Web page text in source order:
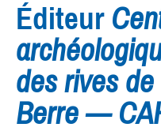
Recherche
avancée
EN
ES
Éditeur
des rives
Berre —